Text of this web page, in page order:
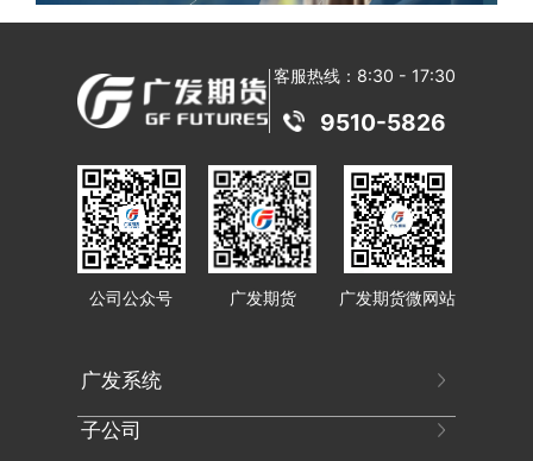
客服热线：8:30 - 17:30
9510-5826
公司公众号 广发期货 广发期货微网站
广发系统
子公司